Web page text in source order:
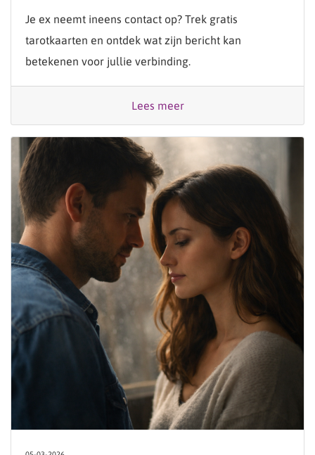
Je ex neemt ineens contact op? Trek gratis
tarotkaarten en ontdek wat zijn bericht kan
betekenen voor jullie verbinding.
Lees meer